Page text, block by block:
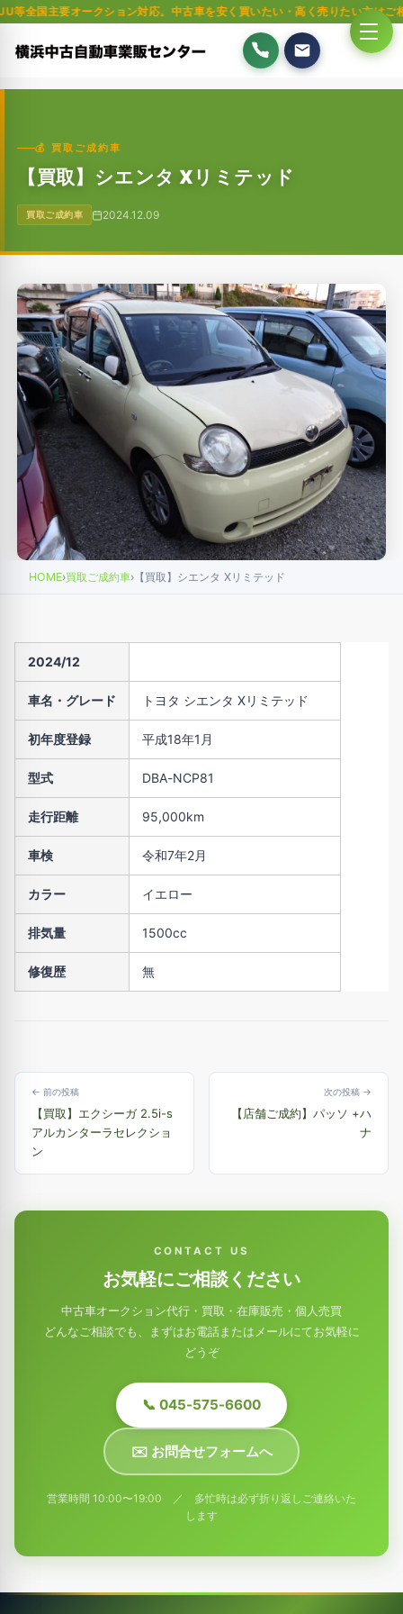
クション対応。中古車を安く買いたい・高く売りたい方はご相談ください
💰 買取ご成約車
【買取】シエンタ Xリミテッド
買取ご成約車 2024.12.09
HOME›買取ご成約車› 【買取】シエンタ Xリミテッド
2024/12
車名・グレード トヨタ シエンタ Xリミテッド
初年度登録 平成18年1月
型式 DBA-NCP81
走行距離 95,000km
車検 令和7年2月
カラー イエロー
排気量 1500cc
修復歴 無
← 前の投稿
【買取】エクシーガ 2.5i-s
アルカンターラセレクショ
ン
次の投稿 →
【店舗ご成約】パッソ +ハ
ナ
CONTACT US
お気軽にご相談ください
中古車オークション代行・買取・在庫販売・個人売買
どんなご相談でも、まずはお電話またはメールにてお気軽に
どうぞ
📞 045-575-6600
✉️ お問合せフォームへ
営業時間 10:00〜19:00 ／ 多忙時は必ず折り返しご連絡いた
します